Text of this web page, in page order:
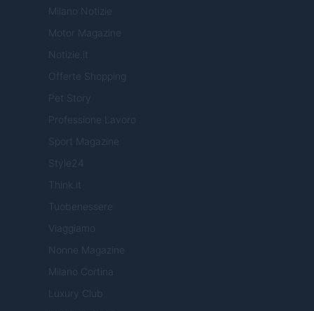
Milano Notizie
Motor Magazine
Notizie.it
Offerte Shopping
Pet Story
Professione Lavoro
Sport Magazine
Style24
Think.it
Tuobenessere
Viaggiamo
Nonne Magazine
Milano Cortina
Luxury Club